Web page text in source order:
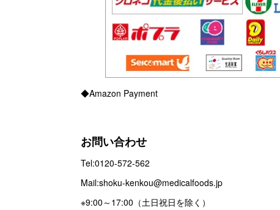
◆Amazon Payment
お問い合わせ
Tel:0120-572-562
Mail:shoku-kenkou@medicalfoods.jp
※9:00～17:00（土日祝日を除く）